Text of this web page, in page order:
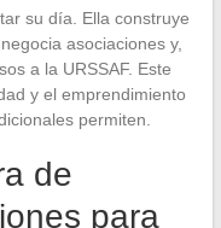
su día. Ella construye
asociaciones y,
a la URSSAF. Este
y el emprendimiento
permiten.
de
para